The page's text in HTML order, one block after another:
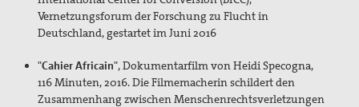
Bündnis "Schulfrei für die Bundeswehr"
Freiwilliger Friedensdienst in Bethlehem & Jerusalem
Friedensräume Lindau
Vernetzungsforum der Forschung zu Flucht in
Deutschland, gestartet im Juni 2016
"Cahier Africain", Dokumentarfilm von Heidi Specogna,
116 Minuten, 2016. Die Filmemacherin schildert den
Zusammenhang zwischen Menschenrechtsverletzungen